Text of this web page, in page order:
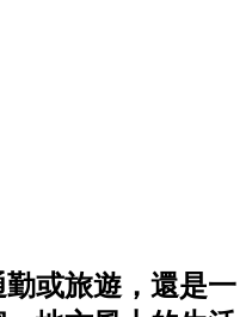
或旅遊，還是一